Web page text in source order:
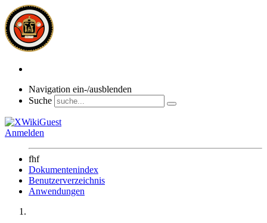
Navigation ein-/ausblenden
Suche
Anmelden
fhf
Dokumentenindex
Benutzerverzeichnis
Anwendungen